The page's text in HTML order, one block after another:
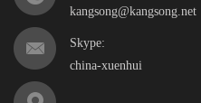
kangsong@kangsong.net
Skype:
china-xuenhui